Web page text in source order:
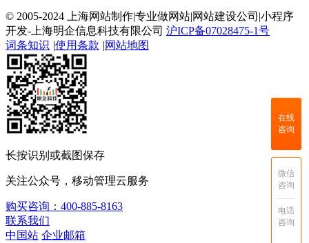
© 2005-2024 上海网站制作|专业做网站|网站建设公司|小程序
开发-上海明企信息科技有限公司 沪ICP备07028475-1号
词条知识 |使用条款 |网站地图
长按识别或截图保存
关注公众号，移动管理云服务
购买咨询：400-885-8163
联系我们
中国站 企业邮箱
在线
咨询
微信
咨询
电话
咨询